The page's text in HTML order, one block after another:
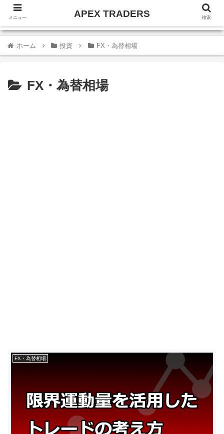
ホーム 投資 FX・為替相場
FX・為替相場
FX・為替相場
メニュー APEX TRADERS 検索